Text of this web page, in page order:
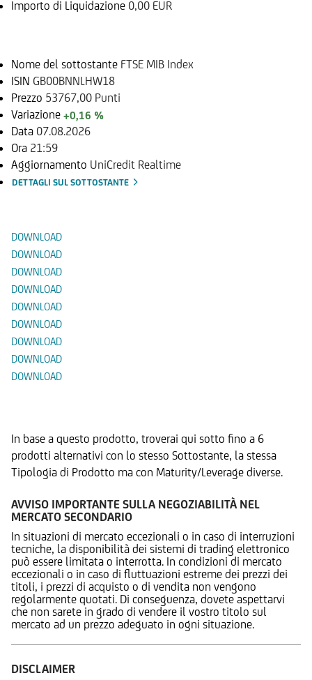
Importo di Liquidazione 0,00 EUR
Nome del sottostante FTSE MIB Index
ISIN GB00BNNLHW18
Prezzo 53767,00 Punti
Variazione +0,16 %
Data 07.08.2026
Ora 21:59
Aggiornamento UniCredit Realtime
DETTAGLI SUL SOTTOSTANTE
DOWNLOAD
DOWNLOAD
DOWNLOAD
DOWNLOAD
DOWNLOAD
DOWNLOAD
DOWNLOAD
DOWNLOAD
DOWNLOAD
In base a questo prodotto, troverai qui sotto fino a 6
prodotti alternativi con lo stesso Sottostante, la stessa
Tipologia di Prodotto ma con Maturity/Leverage diverse.
AVVISO IMPORTANTE SULLA NEGOZIABILITÀ NEL
MERCATO SECONDARIO
In situazioni di mercato eccezionali o in caso di interruzioni
tecniche, la disponibilità dei sistemi di trading elettronico
può essere limitata o interrotta. In condizioni di mercato
eccezionali o in caso di fluttuazioni estreme dei prezzi dei
titoli, i prezzi di acquisto o di vendita non vengono
regolarmente quotati. Di conseguenza, dovete aspettarvi
che non sarete in grado di vendere il vostro titolo sul
mercato ad un prezzo adeguato in ogni situazione.
DISCLAIMER